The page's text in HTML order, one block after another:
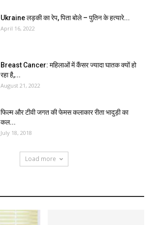
Ukraine लड़की का रेप, पिता बोले – पुतिन के हत्यारे...
April 16, 2022
Breast Cancer: महिलाओं में कैंसर ज्यादा घातक क्यों हो
रहा है,...
August 21, 2022
फिल्म और टीवी जगत की फेमस कलाकार रीता भादुड़ी का
कल...
July 18, 2018
Load more